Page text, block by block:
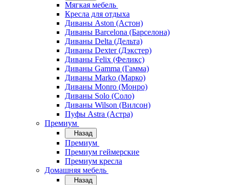
Мягкая мебель
Кресла для отдыха
Диваны Aston (Астон)
Диваны Barcelona (Барселона)
Диваны Delta (Дельта)
Диваны Dexter (Дэкстер)
Диваны Felix (Феликс)
Диваны Gamma (Гамма)
Диваны Marko (Марко)
Диваны Monro (Монро)
Диваны Solo (Соло)
Диваны Wilson (Вилсон)
Пуфы Astra (Астра)
Премиум
Назад
Премиум
Премиум геймерские
Премиум кресла
Домашняя мебель
Назад